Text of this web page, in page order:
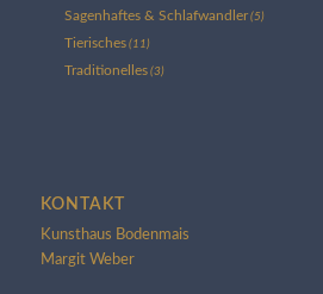
Sagenhaftes & Schlafwandler (5)
Tierisches (11)
Traditionelles (3)
KONTAKT
Kunsthaus Bodenmais
Margit Weber